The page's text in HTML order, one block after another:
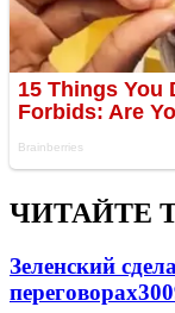
ЧИТАЙТЕ
Зеленский
переговорах